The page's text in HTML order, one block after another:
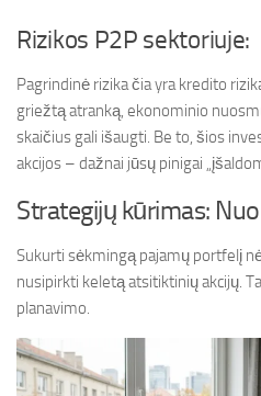
Rizikos P2P sektoriuje:
Pagrindinė rizika čia yra kredito
griežtą atranką, ekonominio
skaičius gali išaugti. Be to, šios
akcijos – dažnai jūsų pinigai
Strategijų kūrimas:
Sukurti sėkmingą pajamų portfelį
nusipirkti keletą atsitiktinių akcijų.
planavimo.